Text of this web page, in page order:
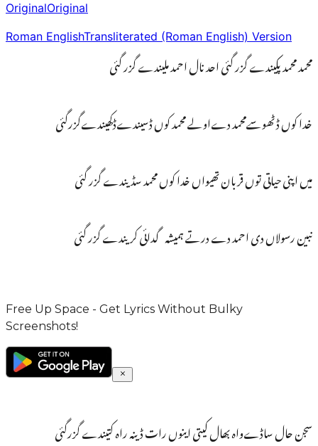
OriginalOriginal
Roman EnglishTransliterated (Roman English) Version
محمد محمد پکیندے گزر گئی احد نال احمد ملیندے گزر گئی
خدا کوں ڈٹھوسےمحمد دےاولے محمد کوں ڈسیندےڈکھیندےگزرگئی
میں اپنی حیاتی توں قربان تھیواں خدا کوں محمد سڈیندے گزر گئی
نبین رسولاں دی احمد دے درتے ہمیشہ گدائی کریندے گزر گئی
Free Up Space - Get Lyrics Without Bulky
Screenshots!
سجن حال ساڈےواہ بھال کیتی اینوں رات ڈینہ راہ کتیندے گزرگئی